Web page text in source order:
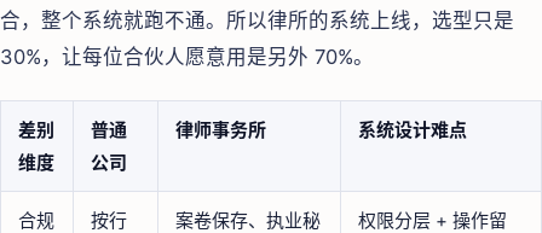
合，整个系统就跑不通。所以律所的系统上线，选型只是
30%，让每位合伙人愿意用是另外 70%。
差别
维度
普通
公司
律师事务所 系统设计难点
合规
按行
案卷保存、执业秘
权限分层 + 操作留